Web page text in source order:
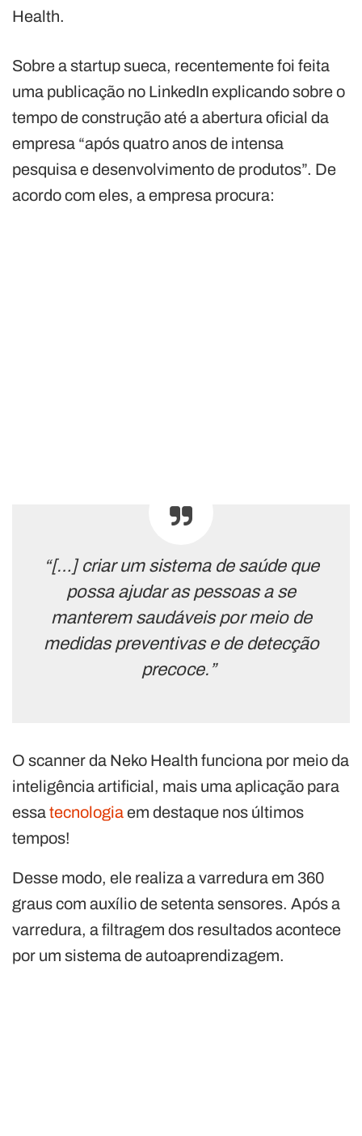
Health.
Sobre a startup sueca, recentemente foi feita
uma publicação no LinkedIn explicando sobre o
tempo de construção até a abertura oficial da
empresa “após quatro anos de intensa
pesquisa e desenvolvimento de produtos”. De
acordo com eles, a empresa procura:
“[…] criar um sistema de saúde que
possa ajudar as pessoas a se
manterem saudáveis por meio de
medidas preventivas e de detecção
precoce.”
O scanner da Neko Health funciona por meio da
inteligência artificial, mais uma aplicação para
essatecnologiaem destaque nos últimos
tempos!
Desse modo, ele realiza a varredura em 360
graus com auxílio de setenta sensores. Após a
varredura, a filtragem dos resultados acontece
por um sistema de autoaprendizagem.